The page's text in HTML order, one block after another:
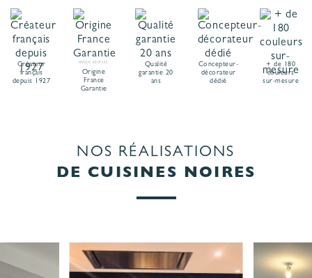
Créateur
français
depuis 1927
BVCert. 6019325
Origine
France
Garantie
Qualité
garantie 20
ans
Concepteur-
décorateur
dédié
+ de 180
couleurs
sur-mesure
NOS RÉALISATIONS
DE CUISINES NOIRES